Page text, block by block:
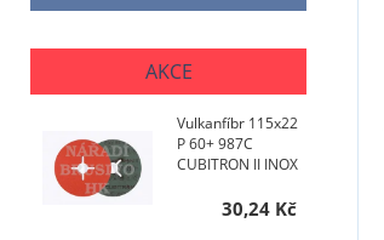
AKCE
Vulkanfíbr 115x22
P 60+ 987C
CUBITRON II INOX
30,24 Kč